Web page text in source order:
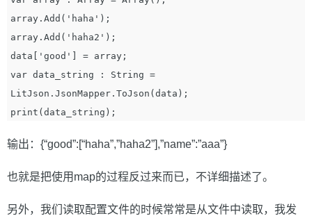
array.Add('haha');
array.Add('haha2');
data['good'] = array;
var data_string : String =
LitJson.JsonMapper.ToJson(data);
输出：{“good”:[“haha”,”haha2”],”name”:”aaa”}
也就是把使用map的过程反过来而已，不详细描述了。
另外，我们读取配置文件的时候常常是从文件中读取，我发